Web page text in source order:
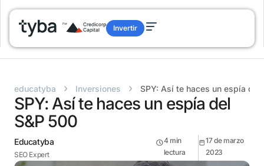
Invertir
educatyba › Inversiones › SPY: Así te haces un espía del
SPY: Así te haces un espía del
S&P 500
Educatyba
SEO Expert
4 min
lectura
17 de marzo
2023